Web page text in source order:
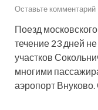
Оставьте комментарий
Поезд
течение 23 дней
участков
многими
аэропорт Внуково.